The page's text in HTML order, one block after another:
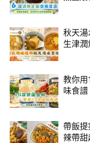
秋天
生津
教你
味食
帶飯
辣帶